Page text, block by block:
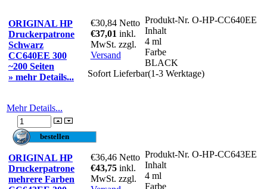
ORIGINAL HP
Druckerpatrone
Schwarz
CC640EE 300
~200 Seiten
» mehr Details...
€30,84 Netto
€37,01 inkl.
MwSt. zzgl.
Versand
Produkt-Nr. O-HP-CC640EE
Inhalt
4 ml
Farbe
BLACK
Sofort Lieferbar(1-3 Werktage)
Mehr Details...
ORIGINAL HP
Druckerpatrone
mehrere Farben
€36,46 Netto
€43,75 inkl.
MwSt. zzgl.
Produkt-Nr. O-HP-CC643EE
Inhalt
4 ml
Farbe